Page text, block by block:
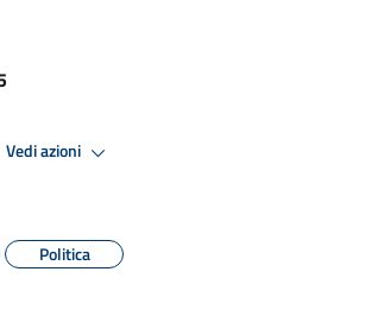
Vedi azioni
Politica